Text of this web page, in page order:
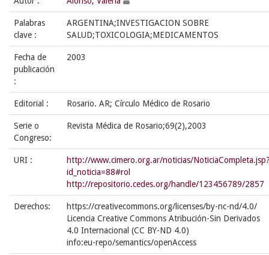
Palabras
clave :
ARGENTINA;INVESTIGACION SOBRE
SALUD;TOXICOLOGIA;MEDICAMENTOS
Fecha de
publicación
:
2003
Editorial : Rosario. AR; Círculo Médico de Rosario
Serie o
Congreso:
Revista Médica de Rosario;69(2),2003
URI :
http://www.cimero.org.ar/noticias/
id_noticia=88#rol
http://repositorio.cedes.org/handle/123456789/2857
Derechos:
https://creativecommons.org/licenses/by-nc-nd/4.0/
Licencia Creative Commons Atribución-Sin Derivados
4.0 Internacional (CC BY-ND 4.0)
info:eu-repo/semantics/openAccess